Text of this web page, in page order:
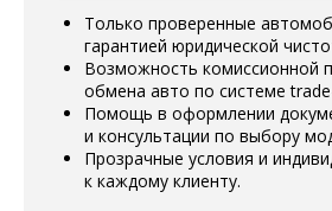
Только проверенные
гарантией юридической
Возможность комиссионной
обмена авто по системе
Помощь в оформлении
и консультации по выбору
Прозрачные условия и
к каждому клиенту.